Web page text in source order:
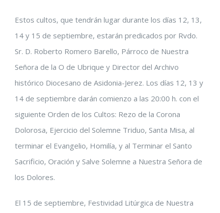
Estos cultos, que tendrán lugar durante los días 12, 13,
14 y 15 de septiembre, estarán predicados por Rvdo.
Sr. D. Roberto Romero Barello, Párroco de Nuestra
Señora de la O de Ubrique y Director del Archivo
histórico Diocesano de Asidonia-Jerez. Los días 12, 13 y
14 de septiembre darán comienzo a las 20:00 h. con el
siguiente Orden de los Cultos: Rezo de la Corona
Dolorosa, Ejercicio del Solemne Triduo, Santa Misa, al
terminar el Evangelio, Homilía, y al Terminar el Santo
Sacrificio, Oración y Salve Solemne a Nuestra Señora de
los Dolores.
El 15 de septiembre, Festividad Litúrgica de Nuestra